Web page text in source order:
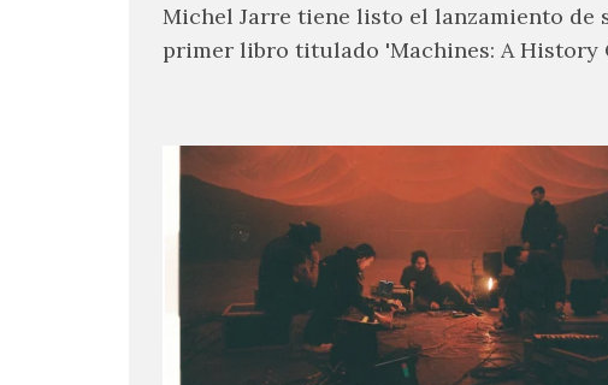
Michel Jarre tiene listo el lanzamiento de
primer libro titulado 'Machines: A History